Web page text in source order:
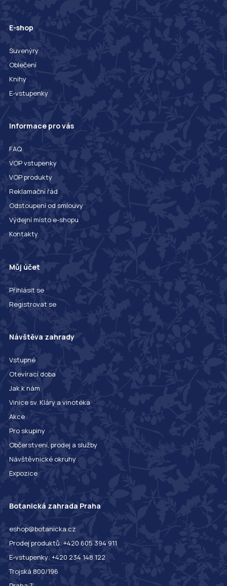
E-shop
Suvenýry
Oblečení
Knihy
E-vstupenky
Informace pro vás
FAQ
VOP vstupenky
VOP produkty
Reklamační řád
Odstoupení od smlouvy
Výdejní místo e-shopu
Kontakty
Můj účet
Přihlásit se
Registrovat se
Návštěva zahrady
Vstupné
Otevírací doba
Jak k nám
Vinice sv. Kláry a vinotéka
Akce
Pro skupiny
Občerstvení, prodej a služby
Návštěvnické okruhy
Expozice
Botanická zahrada Praha
eshop@botanicka.cz
Prodej produktů: +420 605 394 911
E-vstupenky: +420 234 148 122
Trojská 800/196